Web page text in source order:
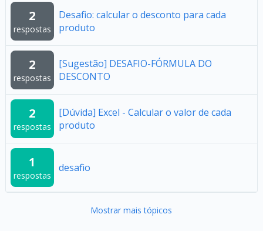
2
respostas
Desafio: calcular o desconto para cada
produto
2
respostas
[Sugestão] DESAFIO-FÓRMULA DO
DESCONTO
2
respostas
[Dúvida] Excel - Calcular o valor de cada
produto
1
respostas
desafio
Mostrar mais tópicos